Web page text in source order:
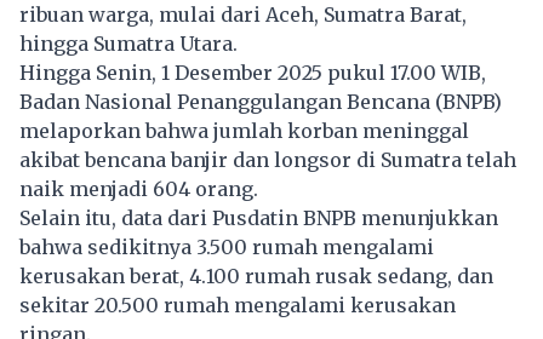
ribuan warga, mulai dari Aceh, Sumatra Barat,
hingga Sumatra Utara.
Hingga Senin, 1 Desember 2025 pukul 17.00 WIB,
Badan Nasional Penanggulangan Bencana (BNPB)
melaporkan bahwa jumlah korban meninggal
akibat bencana banjir dan longsor di Sumatra telah
naik menjadi 604 orang.
Selain itu, data dari Pusdatin BNPB menunjukkan
bahwa sedikitnya 3.500 rumah mengalami
kerusakan berat, 4.100 rumah rusak sedang, dan
sekitar 20.500 rumah mengalami kerusakan
ringan.